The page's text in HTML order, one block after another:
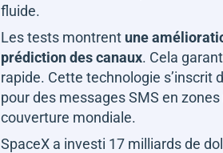
fluide.
Les tests montrent une
prédiction des canaux. Cela
rapide. Cette technologie s’inscrit
pour des messages SMS en
couverture mondiale.
SpaceX a investi 17 milliards de